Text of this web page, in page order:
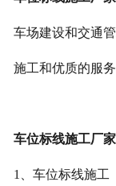
车场建设和交通
施工和优质的服
车位标线施工厂
1、车位标线施工